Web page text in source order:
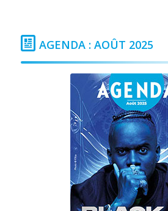
AGENDA : AOÛT 2025